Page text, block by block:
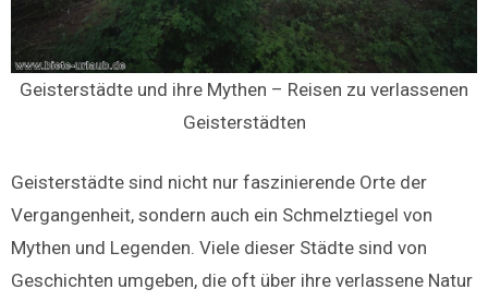
Geisterstädte und ihre Mythen – Reisen zu verlassenen
Geisterstädten
Geisterstädte sind nicht nur faszinierende Orte der
Vergangenheit, sondern auch ein Schmelztiegel von
Mythen und Legenden. Viele dieser Städte sind von
Geschichten umgeben, die oft über ihre verlassene Natur